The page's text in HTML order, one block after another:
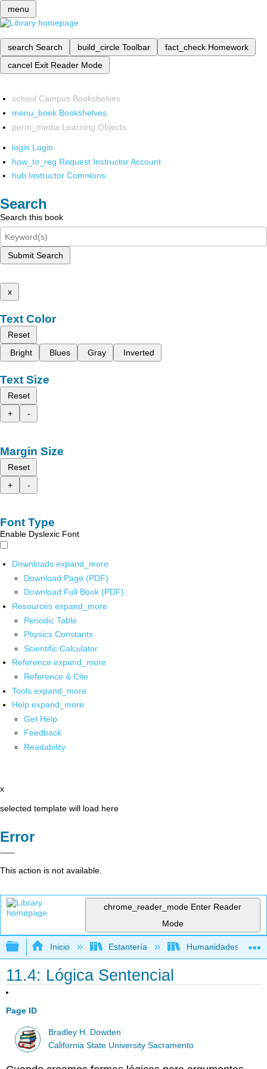
menu
search Search build_circle Toolbar fact_check Homework
cancel Exit Reader Mode
school Campus Bookshelves
menu_book Bookshelves
perm_media Learning Objects
login Login
how_to_reg Request Instructor Account
hub Instructor Commons
Search
Search this book
Submit Search
x
Text Color
Reset
Bright
Blues Gray Inverted
Text Size
Reset
+
-
Margin Size
Reset
+
-
Font Type
Enable Dyslexic Font
Downloads expand_more
Download Page (PDF)
Download Full Book (PDF)
Resources expand_more
Periodic Table
Physics Constants
Scientific Calculator
Reference expand_more
Reference & Cite
Tools expand_more
Help expand_more
Get Help
Feedback
Readability
x
selected template will load here
Error
This action is not available.
chrome_reader_mode Enter Reader
Mode
Expandir/contraer jerarquía global
Inicio Estantería Humanidades
11.4: Lógica Sentencial
Page ID
Bradley H. Dowden
California State University Sacramento